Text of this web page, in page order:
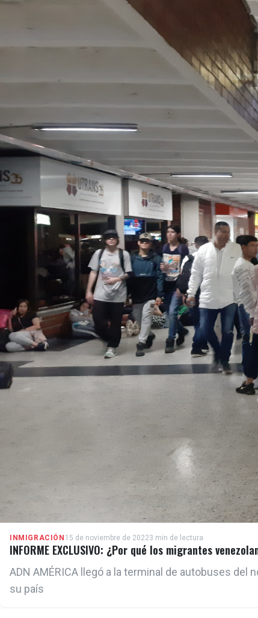
INMIGRACIÓN 15 de noviembre de 20223 min de lectura
INFORME EXCLUSIVO: ¿Por qué los migrantes
ADN AMÉRICA llegó a la terminal de autobuses
su país